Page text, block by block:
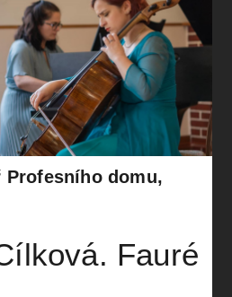
domu,
Fauré